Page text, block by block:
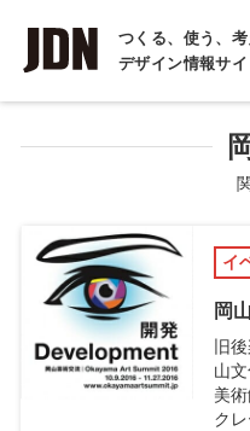
つくる、使う、
デザイン情報サイ
INTERVIEW
インタビュー
COLUMN
コラム イ
岡
旧
山
美
ク